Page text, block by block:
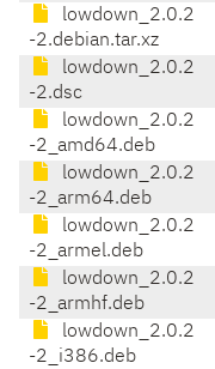
lowdown_2.0.2
-2.debian.tar.xz
lowdown_2.0.2
-2.dsc
lowdown_2.0.2
-2_amd64.deb
lowdown_2.0.2
-2_arm64.deb
lowdown_2.0.2
-2_armel.deb
lowdown_2.0.2
-2_armhf.deb
lowdown_2.0.2
-2_i386.deb